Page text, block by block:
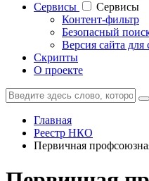
Cервисы
Cервисы
Контент-фильтр
Безопасный
Версия сайта
Скрипты
О проекте
Главная
Реестр НКО
Первичная